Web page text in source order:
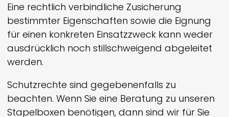
Eine rechtlich verbindliche Zusicherung
bestimmter Eigenschaften sowie die Eignung
für einen konkreten Einsatzzweck kann weder
ausdrücklich noch still­schweigend abgeleitet
werden.
Schutzrechte sind gegebenenfalls zu
beachten. Wenn Sie eine Beratung zu unseren
Stapelboxen benötigen, dann sind wir für Sie